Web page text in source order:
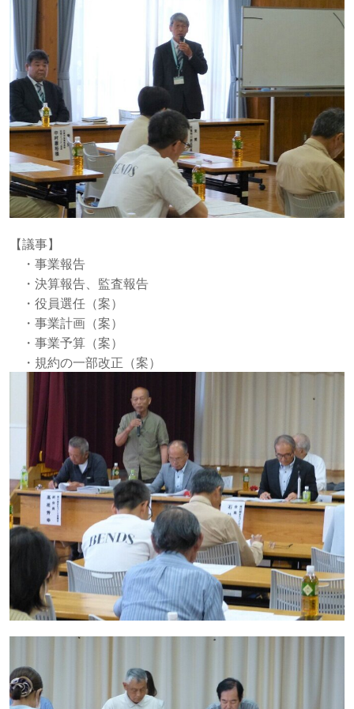
【議事】
・事業報告
・決算報告、監査報告
・役員選任（案）
・事業計画（案）
・事業予算（案）
・規約の一部改正（案）